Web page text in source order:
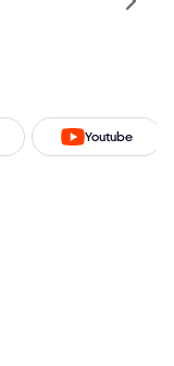
Youtube